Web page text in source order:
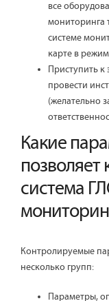
все
мониторинга
системе
карте в
Приступить
провести
(желательно
Какие
позволяет
система
Контролируемые
несколько групп:
Параметры,